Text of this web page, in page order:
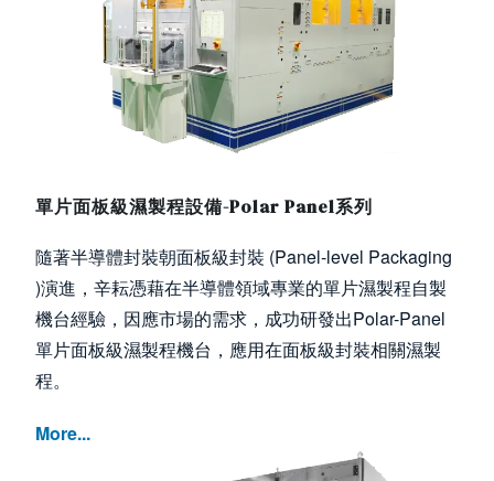
單片面板級濕製程設備-Polar Panel系列
隨著半導體封裝朝面板級封裝 (Panel-level Packaging
)演進，辛耘憑藉在半導體領域專業的單片濕製程自製
機台經驗，因應市場的需求，成功研發出Polar-Panel
單片面板級濕製程機台，應用在面板級封裝相關濕製
程。
More...